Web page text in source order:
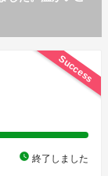
Success
watch_later 終了しました